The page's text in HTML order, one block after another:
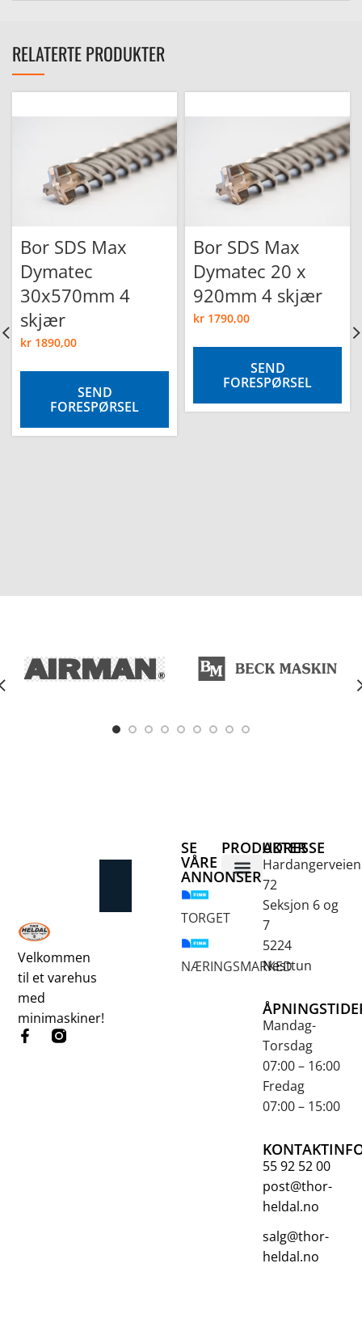
RELATERTE PRODUKTER
Bor SDS Max
Dymatec
30x570mm 4
skjær
kr 1890,00
SEND
FORESPØRSEL
Bor SDS Max
Dymatec 20 x
920mm 4 skjær
kr 1790,00
SEND
FORESPØRSEL
Velkommen
til et varehus
med
minimaskiner!
ADRESSE
Hardangerveien
72
Seksjon 6 og
7
5224
Nesttun
Mandag-
Torsdag
07:00 – 16:00
Fredag
07:00 – 15:00
55 92 52 00
post@thor-
heldal.no
salg@thor-
heldal.no
PRODUKTER
SE
VÅRE
ANNONSER
TORGET
NÆRINGSMARKED